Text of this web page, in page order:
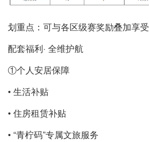
划重点：可与各区级赛奖励叠加享受
配套福利· 全维护航
①个人安居保障
• 生活补贴
• 住房租赁补贴
• “青柠码”专属文旅服务